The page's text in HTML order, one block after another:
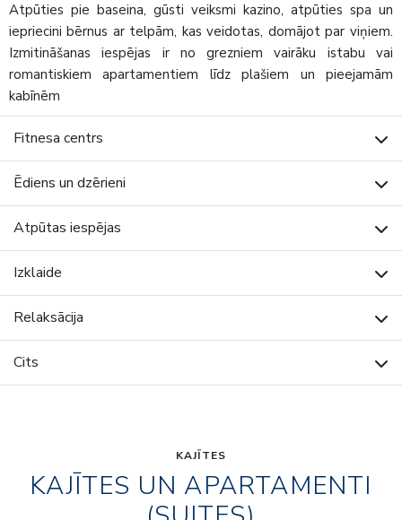
Atpūties pie baseina, gūsti veiksmi kazino, atpūties spa un
iepriecini bērnus ar telpām, kas veidotas, domājot par viņiem.
Izmitināšanas iespējas ir no grezniem vairāku istabu vai
romantiskiem apartamentiem līdz plašiem un pieejamām
kabīnēm
Fitnesa centrs
Ēdiens un dzērieni
Atpūtas iespējas
Izklaide
Relaksācija
Cits
KAJĪTES
KAJĪTES UN APARTAMENTI